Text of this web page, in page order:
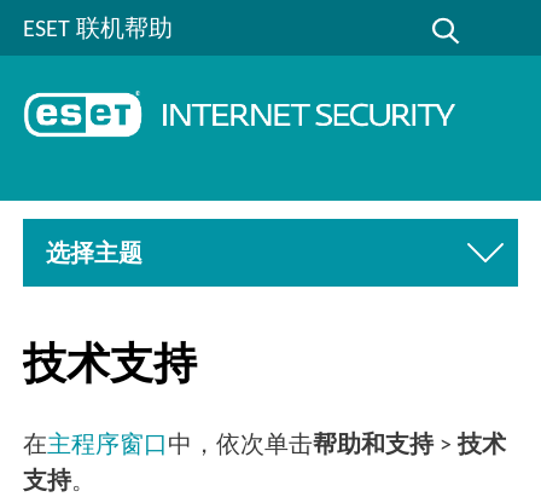
ESET 联机帮助
选择主题
技术支持
在主程序窗口 中，依次单击帮助和支持>技术
支持。